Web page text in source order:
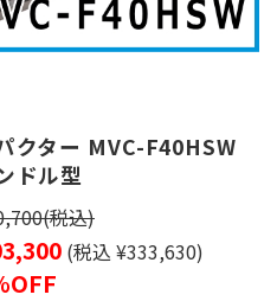
クター MVC-F40HSW
ドル型
(税込)
(税込 ¥333,630)